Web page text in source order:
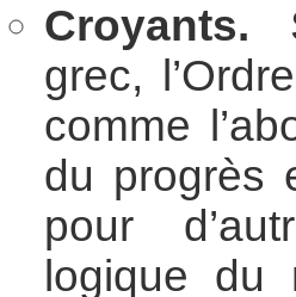
Croyants.
grec,
comme
du progrès
pour
logique du